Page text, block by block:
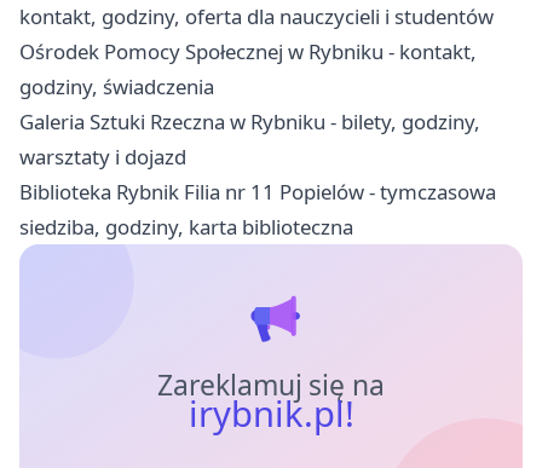
kontakt, godziny, oferta dla nauczycieli i studentów
Ośrodek Pomocy Społecznej w Rybniku - kontakt,
godziny, świadczenia
Galeria Sztuki Rzeczna w Rybniku - bilety, godziny,
warsztaty i dojazd
Biblioteka Rybnik Filia nr 11 Popielów - tymczasowa
siedziba, godziny, karta biblioteczna
Zareklamuj się na
irybnik.pl!